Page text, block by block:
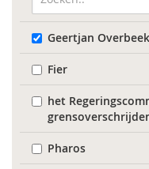
Geertjan Overbeek
Fier
het
Pharos